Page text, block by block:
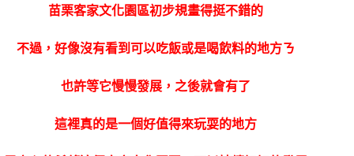
苗栗客家文化園區初步規畫得挺不錯的
不過，好像沒有看到可以吃飯或是喝飲料的地方ㄋ
也許等它慢慢發展，之後就會有了
這裡真的是一個好值得來玩耍的地方